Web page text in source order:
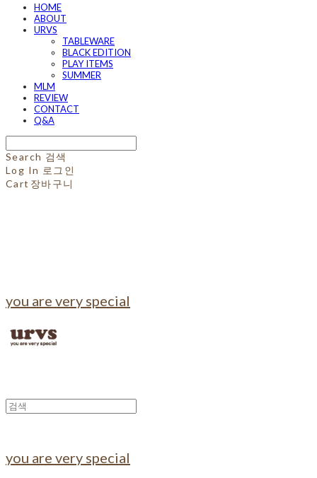
HOME
ABOUT
URVS
TABLEWARE
BLACK EDITION
PLAY ITEMS
SUMMER
MLM
REVIEW
CONTACT
Q&A
Search 검색
Log In 로그인
Cart 장바구니
you are very special
you are very special